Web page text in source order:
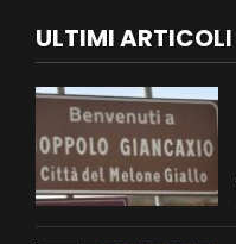
ULTIMI ARTICOLI